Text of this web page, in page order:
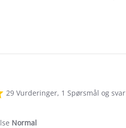
star
29 Vurderinger, 1 Spørsmål og svar
Normal